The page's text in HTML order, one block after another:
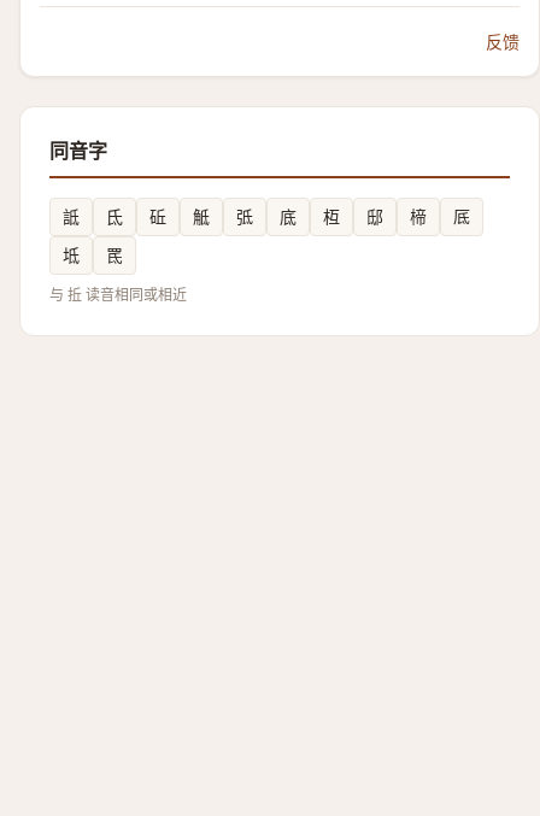
反馈
同音字
詆 氐 䂡 觝 弤 底 枑 邸 楴
厎
坻
䍕
与 拞 读音相同或相近